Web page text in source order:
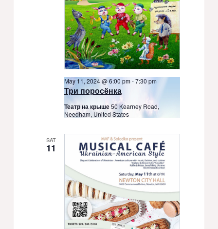
Три поросёнка
May 11, 2024 @ 6:00 pm-7:30 pm
Театр на крыше50 Kearney Road,
Needham, United States
SAT
11